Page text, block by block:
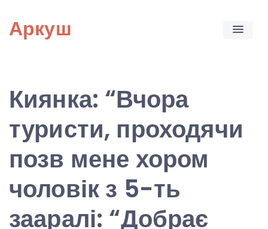
content
Аркуш
Киянка: “Вчора
туристи, проходячи
позв мене хором
чоловік з 5-ть
зааралі: “Добрає